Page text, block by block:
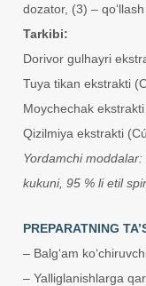
dozator, (3) – qo‘llash
Tarkibi:
Dorivor gulhayri
Tuya tikan ekstrakti
Moychechak
Qizilmiya ekstrakti
Yordamchi
kukuni, 95 % li etil
PREPARATNING
– Balg‘am
– Yalliglanishlarga